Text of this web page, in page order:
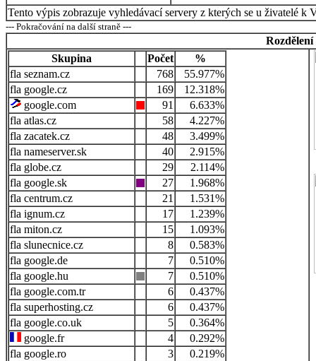
Tento výpis zobrazuje vyhledávací servery z kterých se u živatelé k
--- Pokračování na další straně ---
Skupina
Počet
%
seznam.cz
768
55.977%
google.cz
169
12.318%
google.com
91
6.633%
atlas.cz
58
4.227%
zacatek.cz
48
3.499%
nameserver.sk
40
2.915%
globe.cz
29
2.114%
google.sk
27
1.968%
centrum.cz
21
1.531%
ignum.cz
17
1.239%
miton.cz
15
1.093%
slunecnice.cz
8
0.583%
google.de
7
0.510%
google.hu
7
0.510%
google.com.tr
6
0.437%
superhosting.cz
6
0.437%
google.co.uk
5
0.364%
google.fr
4
0.292%
google.ro
3
0.219%